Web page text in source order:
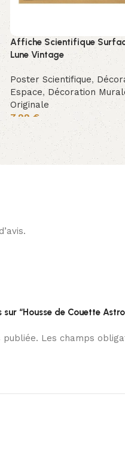
Affiche Scientifique
Lune Vintage
Poster Scientifique,
Espace,Décoration
Originale
7,99 €
“Housse de Couette
publiée. Les champs